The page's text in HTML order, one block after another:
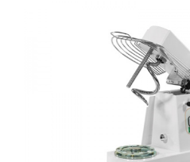
TERMÉK LISTA PDF